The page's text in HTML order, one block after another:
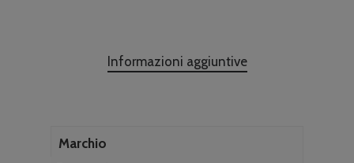
Informazioni aggiuntive
Marchio